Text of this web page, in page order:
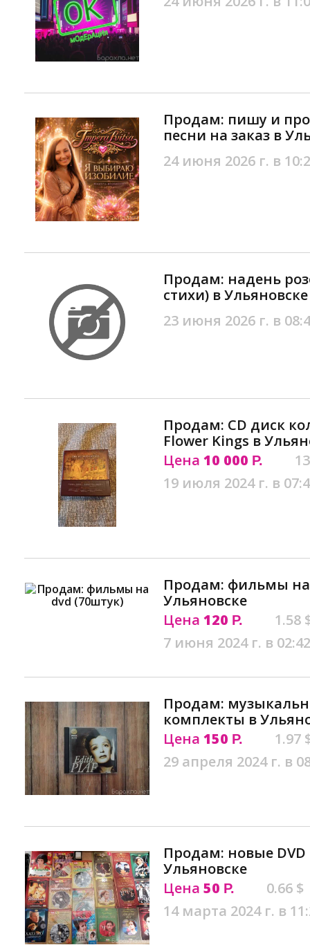
Продам: пишу и
песни на заказ в
24 июня 2026 г. в
Продам: надень
стихи) в Ульяновске
23 июня 2026 г. в
Продам: CD диск
Flower Kings в
Цена 10 000 Р.
19 июля 2024 г. в
Продам: фильмы на
Ульяновске
Цена 120 Р.
1.58
7 июня 2024 г. в 02:42
Продам:
комплекты в
Цена 150 Р.
1.97
29 апреля 2024 г. в
Продам: новые DVD
Ульяновске
Цена 50 Р.
0.66 $
14 марта 2024 г. в